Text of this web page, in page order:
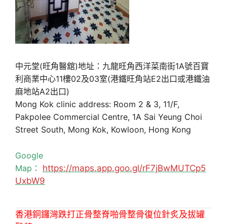
中元堂(旺角醫舘)地址：九龍旺角西洋菜南街1A號百寶
利商業中心11樓02及03室(港鐵旺角站E2出口或港鐵油
麻地站A2出口)
Mong Kok clinic address: Room 2 & 3, 11/F,
Pakpolee Commercial Centre, 1A Sai Yeung Choi
Street South, Mong Kok, Kowloon, Hong Kong
Google
Map： https://maps.app.goo.gl/rF7jBwMUTCp5
UxbW9
香港銅鑼灣跌打正骨整脊啪骨整骨復位針炙及拔罐